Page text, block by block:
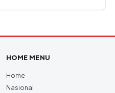
HOME MENU
Home
Nasional